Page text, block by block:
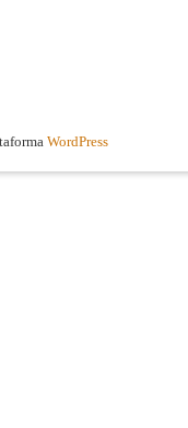
WordPress